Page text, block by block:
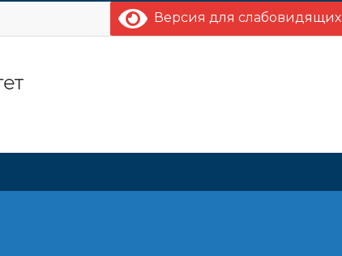
Версия для слабовидящих